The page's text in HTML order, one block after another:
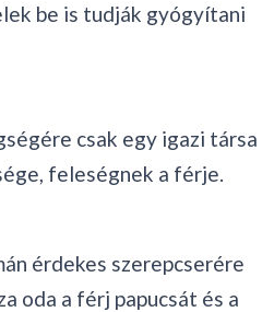
be is tudják gyógyítani
csak egy igazi társa
feleségnek a férje.
érdekes szerepcserére
oda a férj papucsát és a